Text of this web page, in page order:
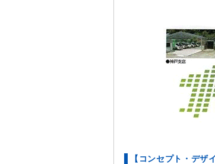
【コンセプト・デザ